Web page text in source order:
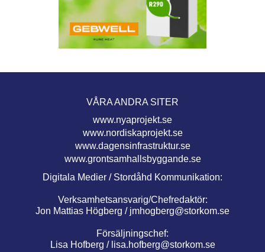
VÅRA ANDRA SITER
www.nyaprojekt.se
www.nordiskaprojekt.se
www.dagensinfrastruktur.se
www.grontsamhallsbyggande.se
Digitala Medier / Stordåhd Kommunikation:
Verksamhetsansvarig/Chefredaktör:
Jon Mattias Högberg / jmhogberg@storkom.se
Försäljningschef:
Lisa Hofberg / lisa.hofberg@storkom.se